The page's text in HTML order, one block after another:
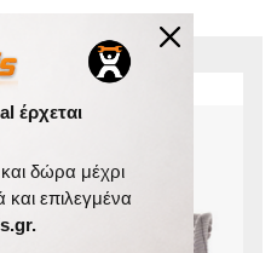
έρχεται
δώρα μέχρι
επιλεγμένα